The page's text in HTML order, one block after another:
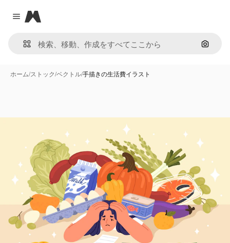
Close menu
Magnific
画像で
ホーム/ストック/ベクトル/手描きの生活費イラスト